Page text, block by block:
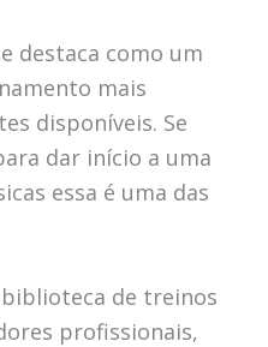
destaca como um
mais
disponíveis. Se
dar início a uma
essa é uma das
de treinos
profissionais,